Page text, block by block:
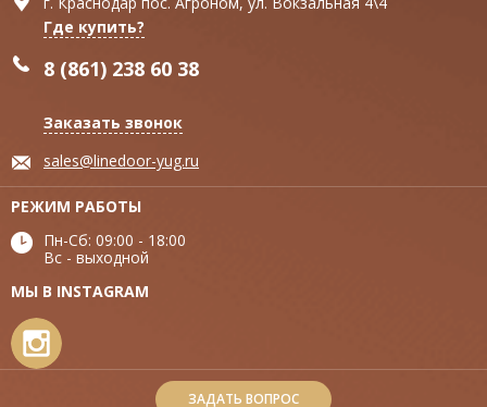
Где купить?
8 (861) 238 60 38
Заказать звонок
sales@linedoor-yug.ru
РЕЖИМ РАБОТЫ
Пн-Сб: 09:00 - 18:00
Вс - выходной
МЫ В INSTAGRAM
ЗАДАТЬ ВОПРОС